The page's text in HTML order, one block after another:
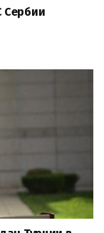
Сербии